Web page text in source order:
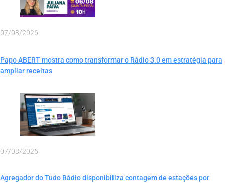
07/08/2026
Papo ABERT mostra como transformar o Rádio 3.0 em estratégia para
ampliar receitas
07/08/2026
Agregador do Tudo Rádio disponibiliza contagem de estações por